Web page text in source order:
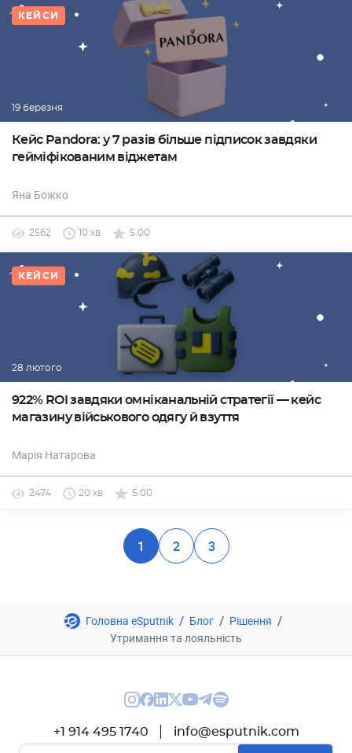
КЕЙСИ
19 березня
Кейс Pandora: у 7 разів більше підписок завдяки
гейміфікованим віджетам
Яна Божко
2562 10 хв 5.00
КЕЙСИ
28 лютого
922% ROI завдяки омніканальній стратегії — кейс
магазину військового одягу й взуття
Марія Натарова
2474 20 хв 5.00
1 2 3
Головна eSputnik / Блог / Рішення /
Утримання та лояльність
+1 914 495 1740 info@esputnik.com